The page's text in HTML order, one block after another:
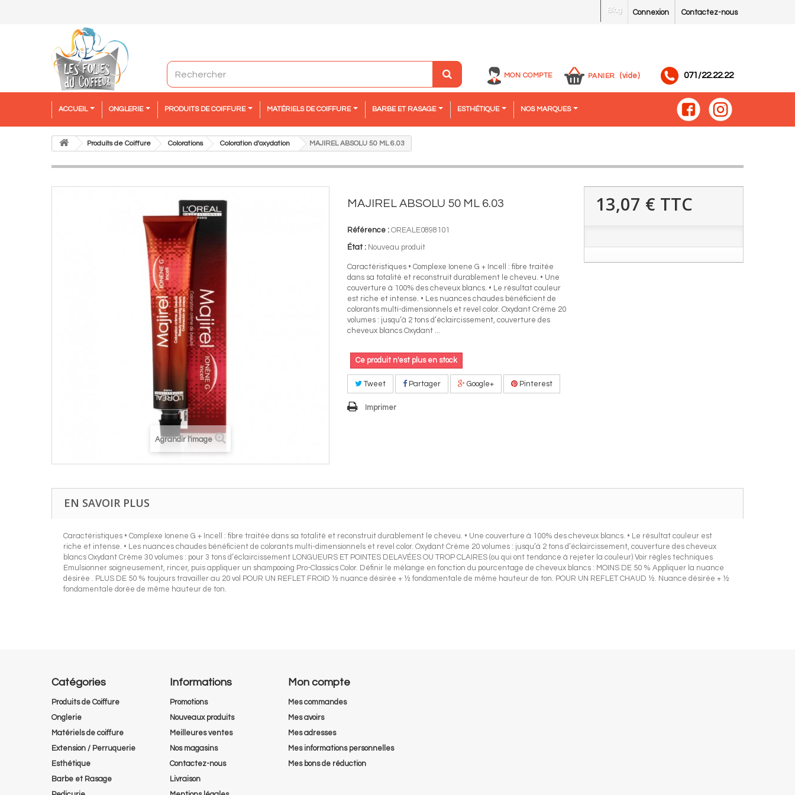
Contactez-nous
Connexion
Blog
MON COMPTE PANIER (vide) 071/22.22.22
ACCUEIL ONGLERIE PRODUITS DE COIFFURE MATÉRIELS DE COIFFURE BARBE ET RASAGE ESTHÉTIQUE NOS MARQUES
Produits de Coiffure Colorations Coloration d'oxydation MAJIREL ABSOLU 50 ML 6.03
Agrandir l'image
MAJIREL ABSOLU 50 ML 6.03
Référence : OREALE0898101
État : Nouveau produit
Caractéristiques • Complexe Ionene G + Incell : fibre traitée
dans sa totalité et reconstruit durablement le cheveu. • Une
couverture à 100% des cheveux blancs. • Le résultat couleur
est riche et intense. • Les nuances chaudes bénéficient de
colorants multi-dimensionnels et revel color. Oxydant Crème 20
volumes : jusqu’à 2 tons d’éclaircissement, couverture des
cheveux blancs Oxydant ...
Ce produit n'est plus en stock
Tweet Partager Google+ Pinterest
Imprimer
13,07 € TTC
EN SAVOIR PLUS
Caractéristiques • Complexe Ionene G + Incell : fibre traitée dans sa totalité et reconstruit durablement le cheveu. • Une couverture à 100% des cheveux blancs. • Le résultat couleur est
riche et intense. • Les nuances chaudes bénéficient de colorants multi-dimensionnels et revel color. Oxydant Crème 20 volumes : jusqu’à 2 tons d’éclaircissement, couverture des cheveux
blancs Oxydant Crème 30 volumes : pour 3 tons d’éclaircissement LONGUEURS ET POINTES DELAVÉES OU TROP CLAIRES (ou qui ont tendance à rejeter la couleur) Voir règles techniques
Emulsionner soigneusement, rincer, puis appliquer un shampooing Pro-Classics Color. Définir le mélange en fonction du pourcentage de cheveux blancs : MOINS DE 50 % Appliquer la nuance
désirée . PLUS DE 50 % toujours travailler au 20 vol POUR UN REFLET FROID ½ nuance désirée + ½ fondamentale de même hauteur de ton. POUR UN REFLET CHAUD ½. Nuance désirée + ½
fondamentale dorée de même hauteur de ton.
Catégories
Produits de Coiffure
Onglerie
Matériels de coiffure
Extension / Perruquerie
Esthétique
Barbe et Rasage
Informations
Promotions
Nouveaux produits
Meilleures ventes
Nos magasins
Contactez-nous
Livraison
Mon compte
Mes commandes
Mes avoirs
Mes adresses
Mes informations personnelles
Mes bons de réduction